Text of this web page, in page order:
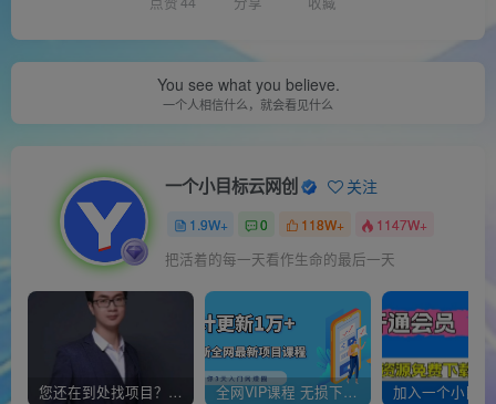
You see what you believe.
一个人相信什么，就会看见什么
一个小目标云网创 关注
1.9W+ 0 118W+ 1147W+
把活着的每一天看作生命的最后一天
您还在到处找项目？还在当韭菜？我靠经营“一个小目标网创商城”年入百W+，曾经我也负债累累! 全网VIP课程 无损下载~